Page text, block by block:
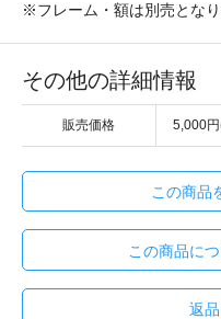
※フレーム・額は別売となり
その他の詳細情報
販売価格 5,000
この商品
この商品に
返